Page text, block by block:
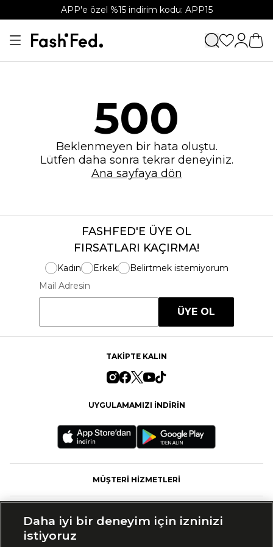
APP'e özel %15 indirim kodu: APP15
500
Beklenmeyen bir hata oluştu.
Lütfen daha sonra tekrar deneyiniz.
Ana sayfaya dön
FASHFED'E ÜYE OL
FIRSATLARI KAÇIRMA!
Kadın Erkek
Belirtmek istemiyorum
Mail Adresin
ÜYE OL
TAKİPTE KALIN
UYGULAMAMIZI İNDİRİN
MÜŞTERİ HİZMETLERİ
Daha iyi bir deneyim için izninizi
istiyoruz